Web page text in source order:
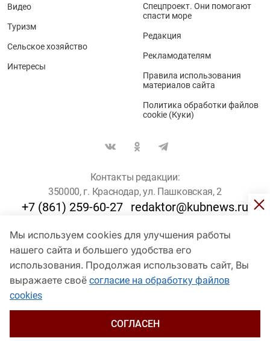
Мы используем cookies для улучшения работы
нашего сайта и большего удобства его
использования. Продолжая использовать сайт, Вы
выражаете своё согласие на обработку файлов
cookies
СОГЛАСЕН
Видео
Туризм
Сельское хозяйство
Интересы
Спецпроект. Они помогают
спасти море
Редакция
Рекламодателям
Правила использования
материалов сайта
Политика обработки файлов
cookie (Куки)
Контакты редакции:
350000, г. Краснодар, ул. Пашковская, 2
+7 (861) 259-60-27 redaktor@kubnews.ru
Для пользователей старше 16 лет
© Кубанские Новости, 2017
Сетевое издание «kubnews» зарегистрировано Федеральной
службой по надзору в сфере связи, информационных технологий
и массовых коммуникаций (Роскомнадзор). Регистрационный
Пашковская, 2). Главный редактор – Филиппов О. Ю.